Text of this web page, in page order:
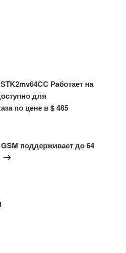
Работает на
для
по цене в $ 485
поддерживает до 64